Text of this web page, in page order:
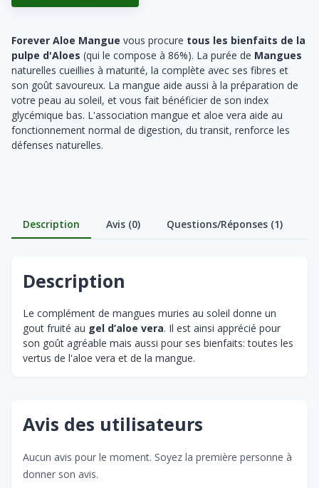
Forever Aloe Mangue vous procure tous les bienfaits de la
pulpe d'Aloes (qui le compose à 86%). La purée de Mangues
naturelles cueillies à maturité, la complète avec ses fibres et
son goût savoureux. La mangue aide aussi à la préparation de
votre peau au soleil, et vous fait bénéficier de son index
glycémique bas. L'association mangue et aloe vera aide au
fonctionnement normal de digestion, du transit, renforce les
défenses naturelles.
Description Avis (0) Questions/Réponses (1)
Description
Le complément de mangues muries au soleil donne un
gout fruité au gel d’aloe vera. Il est ainsi apprécié pour
son goût agréable mais aussi pour ses bienfaits: toutes les
vertus de l'aloe vera et de la mangue.
Avis des utilisateurs
Aucun avis pour le moment. Soyez la première personne à
donner son avis.